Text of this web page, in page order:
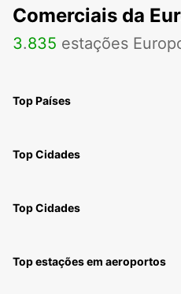
Comerciais da
3.835 estações
Top Países
Top Cidades
Top Cidades
Top estações em aeroportos